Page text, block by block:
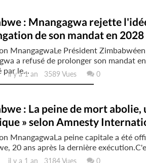
: Mnangagwa rejette
de son mandat en 2028
MnangagwaLe Président
a refusé de prolonger son mandat
par le...
il y a 1 an 3589 Vues 0
: La peine de mort abolie,
» selon Amnesty
MnangagwaLa peine capitale a été
20 ans après la dernière
il y a 1 an 3184 Vues 0